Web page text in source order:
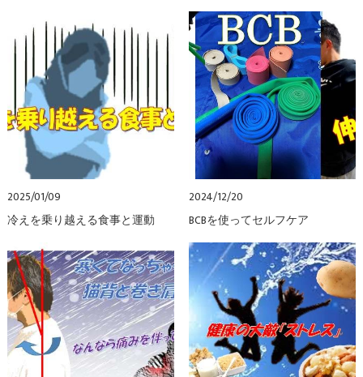
2025/01/09
冷えを乗り越える食事と運動
2024/12/20
BCBを使ってセルフケア